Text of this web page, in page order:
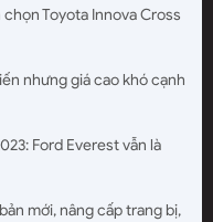
Toyota Innova Cross
nhưng giá cao khó cạnh
Ford Everest vẫn là
mới, nâng cấp trang bị,